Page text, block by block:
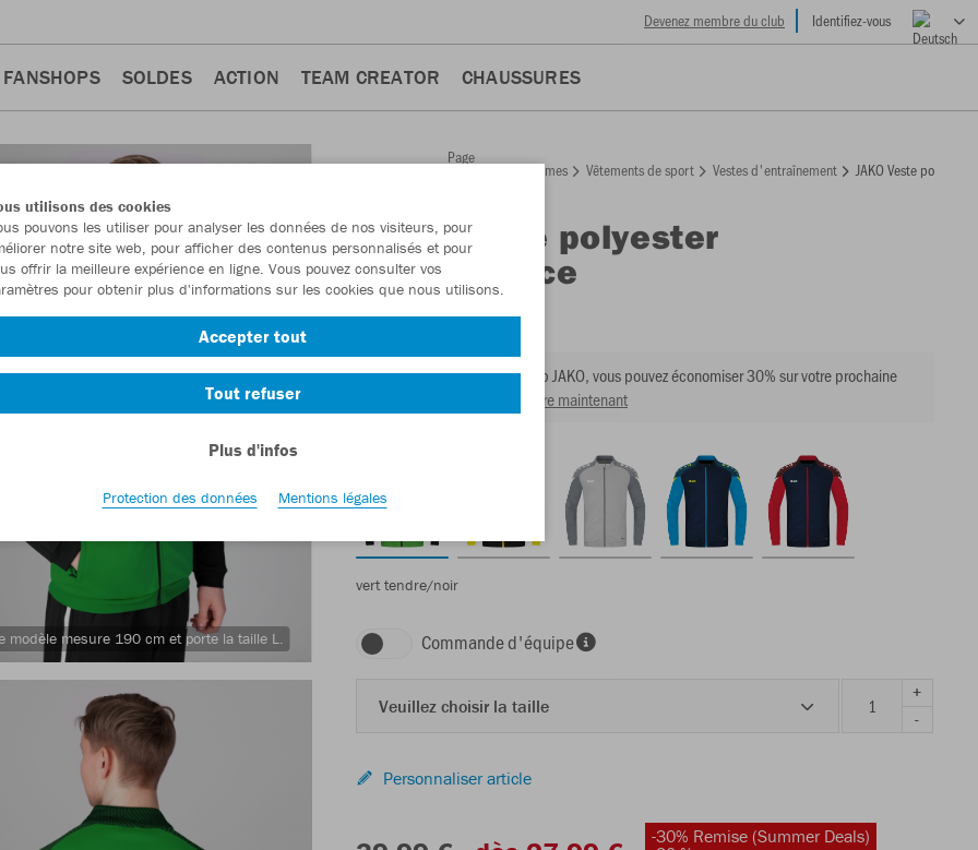
Devenez membre du club Identifiez-vous
FANSHOPS SOLDES ACTION TEAM CREATOR CHAUSSURES
modèle mesure 190 cm et porte la taille L.
Retour
Page
Hommes Vêtements de sport Vestes d'entraînement JAKO Veste
JAKOVeste polyester
Performance
En tant que membre du club JAKO, vous pouvez économiser 30% sur votre prochaine
Devenir membre maintenant
vert tendre/noir
Commande d'équipe
Veuillez choisir la taille
+
-
Personnaliser article
-30% Remise (Summer Deals)
utilisons des cookies
pouvons les utiliser pour analyser les données de nos visiteurs, pour
notre site web, pour afficher des contenus personnalisés et pour
offrir la meilleure expérience en ligne. Vous pouvez consulter vos
pour obtenir plus d'informations sur les cookies que nous utilisons.
Accepter tout
Tout refuser
Plus d'infos
Protection des données Mentions légales